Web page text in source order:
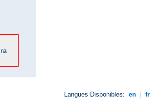
Langues Disponibles: en fr